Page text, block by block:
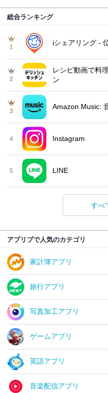
総合ランキング
1
iシェアリング -
2
レシピ動画で料
ン
3
Amazon Music:
4 Instagram
5 LINE
すべ
アプリブで人気のカテゴリ
家計簿アプリ
旅行アプリ
写真加工アプリ
ゲームアプリ
英語アプリ
音楽配信アプリ